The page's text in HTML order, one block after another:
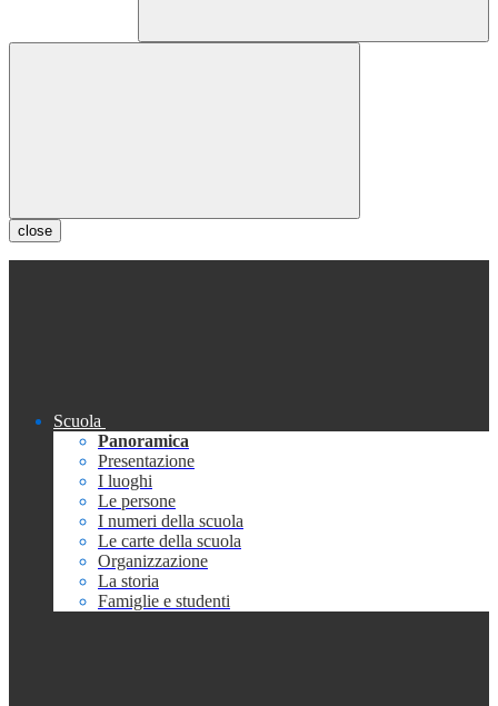
close
Scuola
Panoramica
Presentazione
I luoghi
Le persone
I numeri della scuola
Le carte della scuola
Organizzazione
La storia
Famiglie e studenti